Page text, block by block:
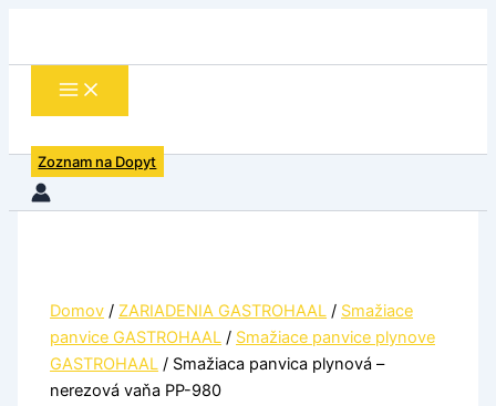
obsah
Zoznam na Dopyt
Domov / ZARIADENIA GASTROHAAL / Smažiace
panvice GASTROHAAL / Smažiace panvice plynove
GASTROHAAL / Smažiaca panvica plynová –
nerezová vaňa PP-980
nerezová
vaňa
PP-